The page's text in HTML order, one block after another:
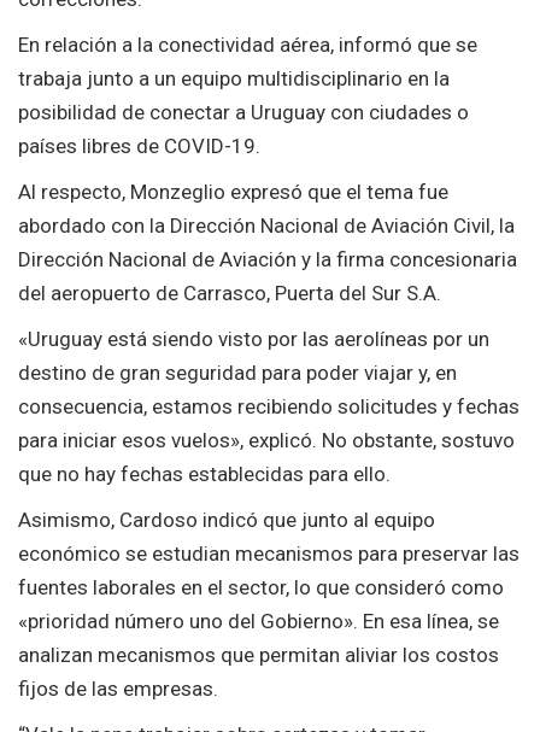
En relación a la conectividad aérea, informó que se
trabaja junto a un equipo multidisciplinario en la
posibilidad de conectar a Uruguay con ciudades o
países libres de COVID-19.
Al respecto, Monzeglio expresó que el tema fue
abordado con la Dirección Nacional de Aviación Civil, la
Dirección Nacional de Aviación y la firma concesionaria
del aeropuerto de Carrasco, Puerta del Sur S.A.
«Uruguay está siendo visto por las aerolíneas por un
destino de gran seguridad para poder viajar y, en
consecuencia, estamos recibiendo solicitudes y fechas
para iniciar esos vuelos», explicó. No obstante, sostuvo
que no hay fechas establecidas para ello.
Asimismo, Cardoso indicó que junto al equipo
económico se estudian mecanismos para preservar las
fuentes laborales en el sector, lo que consideró como
«prioridad número uno del Gobierno». En esa línea, se
analizan mecanismos que permitan aliviar los costos
fijos de las empresas.